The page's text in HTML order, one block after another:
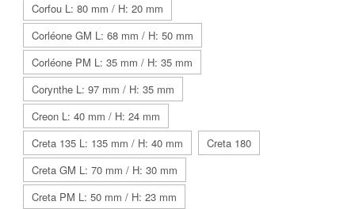
Corfou L: 80 mm / H: 20 mm
Corléone GM L: 68 mm / H: 50 mm
Corléone PM L: 35 mm / H: 35 mm
Corynthe L: 97 mm / H: 35 mm
Creon L: 40 mm / H: 24 mm
Creta 135 L: 135 mm / H: 40 mm
Creta 180
Creta GM L: 70 mm / H: 30 mm
Creta PM L: 50 mm / H: 23 mm